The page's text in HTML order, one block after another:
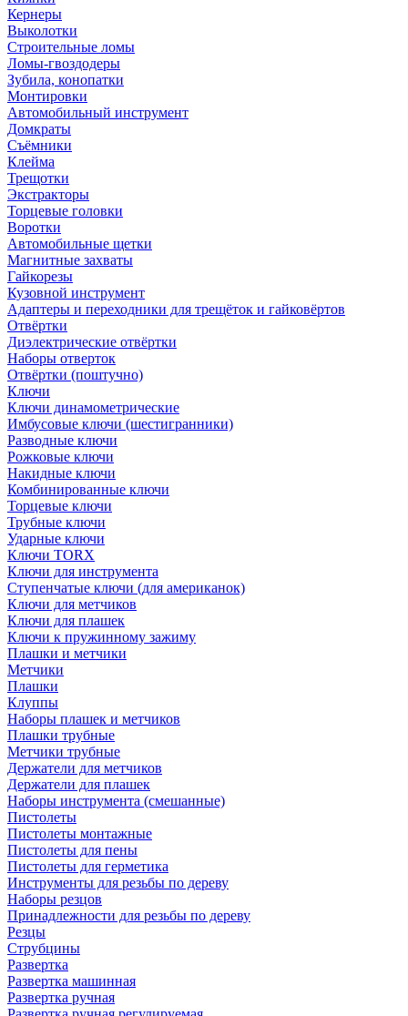
Кернеры
Выколотки
Строительные ломы
Ломы-гвоздодеры
Зубила, конопатки
Монтировки
Автомобильный инструмент
Домкраты
Съёмники
Клейма
Трещотки
Экстракторы
Торцевые головки
Воротки
Автомобильные щетки
Магнитные захваты
Гайкорезы
Кузовной инструмент
Адаптеры и переходники для трещёток и гайковёртов
Отвёртки
Диэлектрические отвёртки
Наборы отверток
Отвёртки (поштучно)
Ключи
Ключи динамометрические
Имбусовые ключи (шестигранники)
Разводные ключи
Рожковые ключи
Накидные ключи
Комбинированные ключи
Торцевые ключи
Трубные ключи
Ударные ключи
Ключи TORX
Ключи для инструмента
Ступенчатые ключи (для американок)
Ключи для метчиков
Ключи для плашек
Ключи к пружинному зажиму
Плашки и метчики
Метчики
Плашки
Клуппы
Наборы плашек и метчиков
Плашки трубные
Метчики трубные
Держатели для метчиков
Держатели для плашек
Наборы инструмента (смешанные)
Пистолеты
Пистолеты монтажные
Пистолеты для пены
Пистолеты для герметика
Инструменты для резьбы по дереву
Наборы резцов
Принадлежности для резьбы по дереву
Резцы
Струбцины
Развертка
Развертка машинная
Развертка ручная